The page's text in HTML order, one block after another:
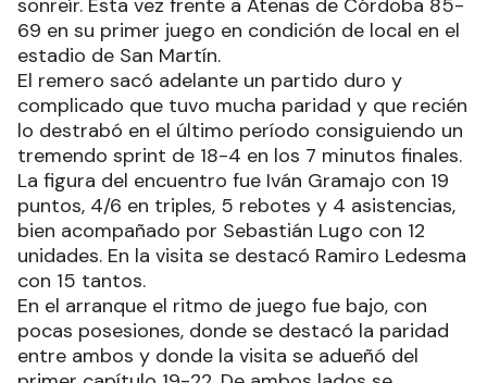
sonreír. Esta vez frente a Atenas de Córdoba 85-
69 en su primer juego en condición de local en el
estadio de San Martín.
El remero sacó adelante un partido duro y
complicado que tuvo mucha paridad y que recién
lo destrabó en el último período consiguiendo un
tremendo sprint de 18-4 en los 7 minutos finales.
La figura del encuentro fue Iván Gramajo con 19
puntos, 4/6 en triples, 5 rebotes y 4 asistencias,
bien acompañado por Sebastián Lugo con 12
unidades. En la visita se destacó Ramiro Ledesma
con 15 tantos.
En el arranque el ritmo de juego fue bajo, con
pocas posesiones, donde se destacó la paridad
entre ambos y donde la visita se adueñó del